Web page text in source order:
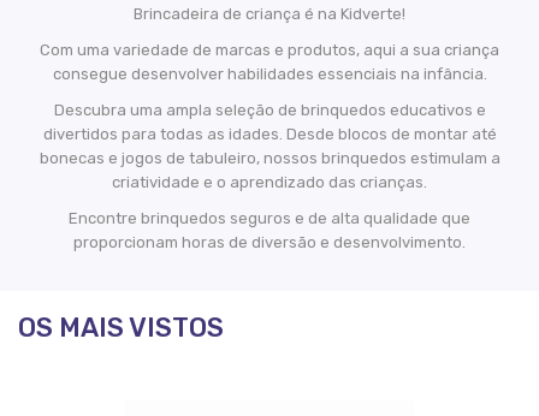
Brincadeira de criança é na Kidverte!
Com uma variedade de marcas e produtos, aqui a sua criança
consegue desenvolver habilidades essenciais na infância.
Descubra uma ampla seleção de brinquedos educativos e
divertidos para todas as idades. Desde blocos de montar até
bonecas e jogos de tabuleiro, nossos brinquedos estimulam a
criatividade e o aprendizado das crianças.
Encontre brinquedos seguros e de alta qualidade que
proporcionam horas de diversão e desenvolvimento.
OS MAIS VISTOS